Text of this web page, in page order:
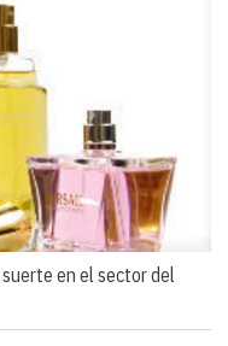
en el sector del